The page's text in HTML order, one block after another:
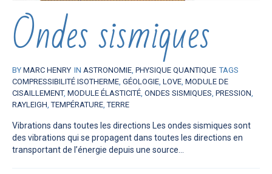
Ondes sismiques
BY MARC HENRY IN ASTRONOMIE, PHYSIQUE QUANTIQUE TAGS
COMPRESSIBILITÉ ISOTHERME, GÉOLOGIE, LOVE, MODULE DE
CISAILLEMENT, MODULE ÉLASTICITÉ, ONDES SISMIQUES, PRESSION,
RAYLEIGH,TEMPÉRATURE,TERRE
Vibrations dans toutes les directions Les ondes sismiques sont
des vibrations qui se propagent dans toutes les directions en
transportant de l’énergie depuis une source...